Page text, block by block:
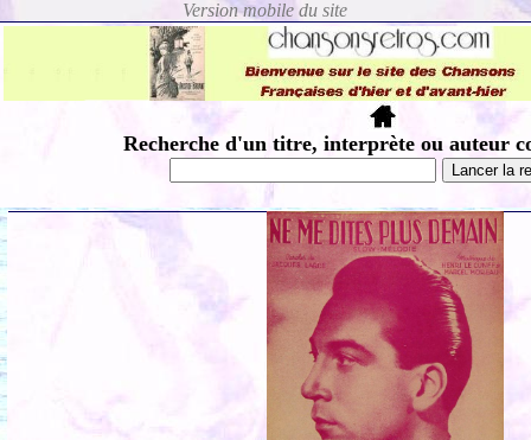
Recherche d'un titre, interprète ou auteur